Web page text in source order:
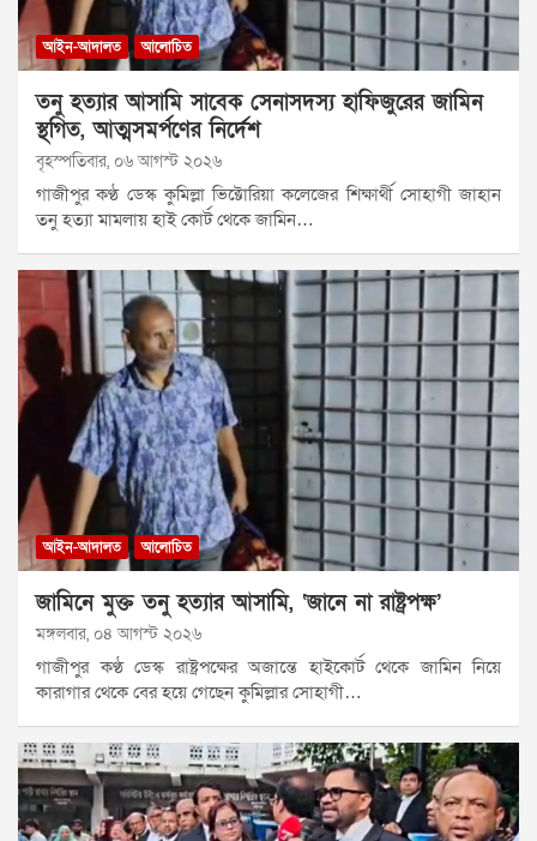
আইন-আদালত আলোচিত
তনু হত্যার আসামি সাবেক সেনাসদস্য হাফিজুরের জামিন
স্থগিত, আত্মসমর্পণের নির্দেশ
বৃহস্পতিবার, ০৬ আগস্ট ২০২৬
গাজীপুর কণ্ঠ ডেস্ক কুমিল্লা ভিক্টোরিয়া কলেজের শিক্ষার্থী সোহাগী জাহান
তনু হত্যা মামলায় হাই কোর্ট থেকে জামিন…
আইন-আদালত আলোচিত
জামিনে মুক্ত তনু হত্যার আসামি, ‘জানে না রাষ্ট্রপক্ষ’
মঙ্গলবার, ০৪ আগস্ট ২০২৬
গাজীপুর কণ্ঠ ডেস্ক রাষ্ট্রপক্ষের অজান্তে হাইকোর্ট থেকে জামিন নিয়ে
কারাগার থেকে বের হয়ে গেছেন কুমিল্লার সোহাগী…